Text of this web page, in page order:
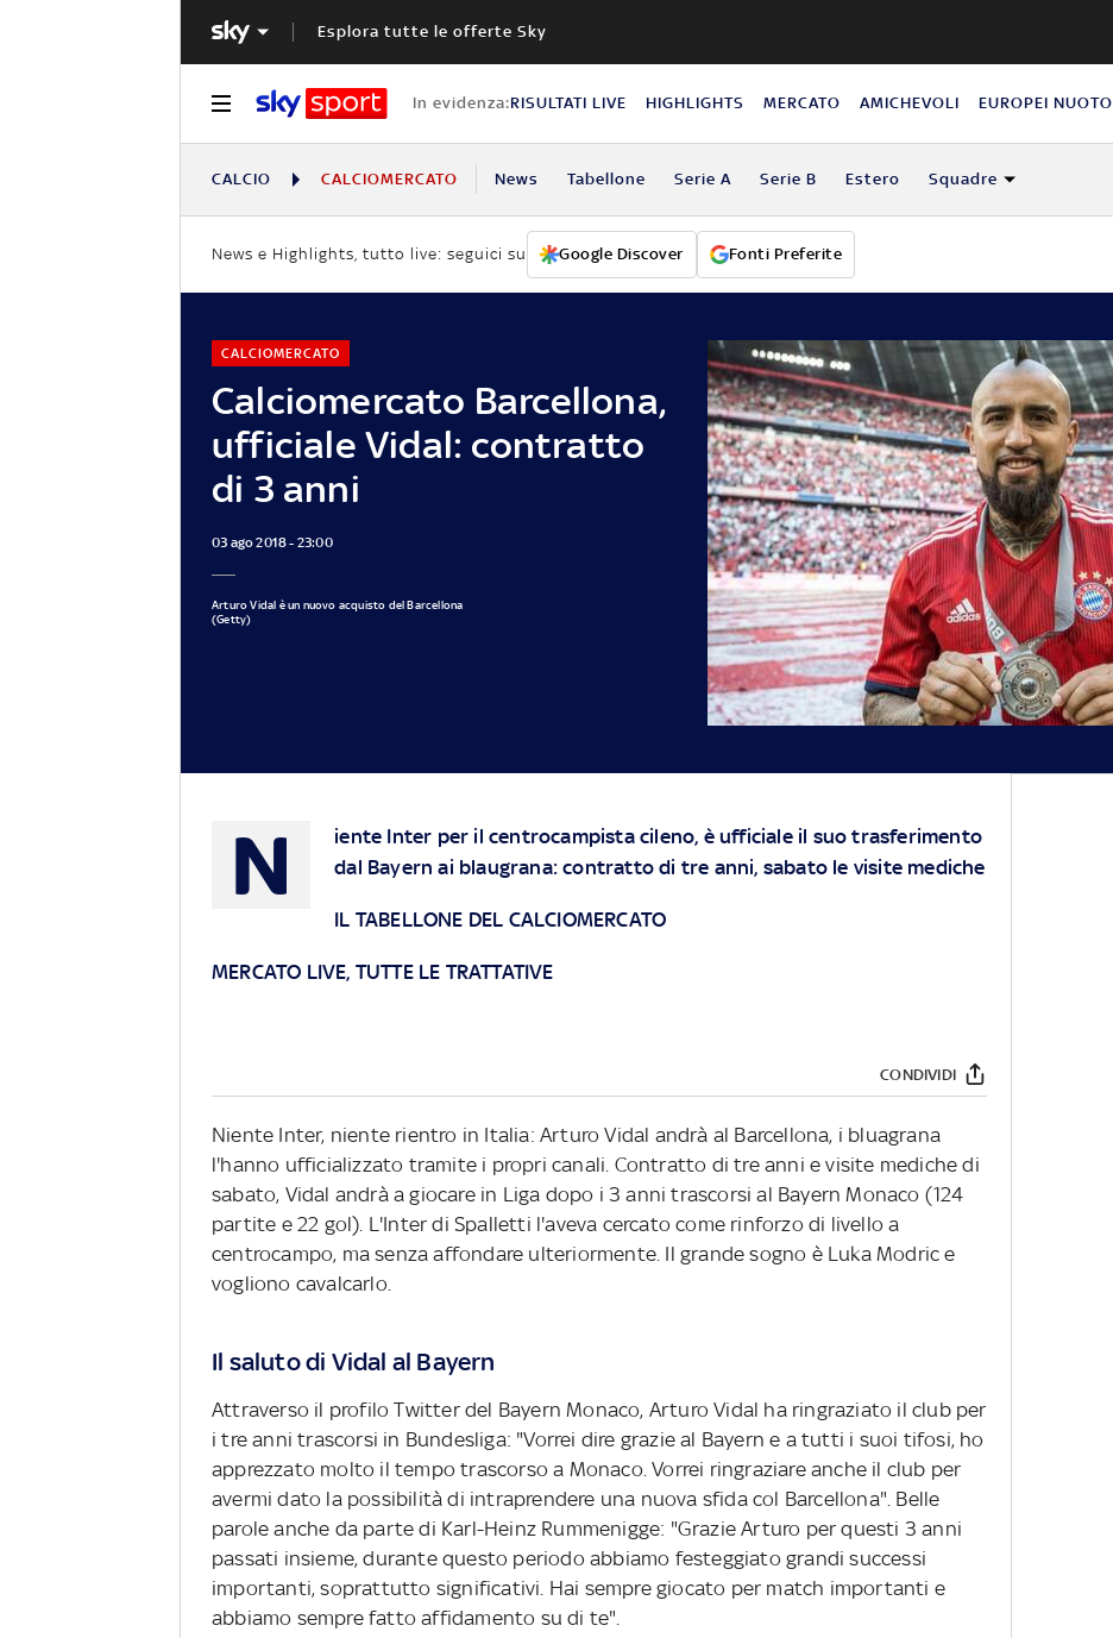
Esplora tutte le offerte Sky
In evidenza:RISULTATI LIVE HIGHLIGHTS MERCATO AMICHEVOLI EUROPEI NUOTO
CALCIO CALCIOMERCATO News Tabellone Serie A Serie B Estero Squadre
News e Highlights, tutto live: seguici su Google Discover Fonti Preferite
Calciomercato Barcellona,
ufficiale Vidal: contratto
di 3 anni
CALCIOMERCATO
03 ago 2018 - 23:00
Arturo Vidal è un nuovo acquisto del Barcellona
(Getty)
N
iente Inter per il centrocampista cileno, è ufficiale il suo trasferimento
dal Bayern ai blaugrana: contratto di tre anni, sabato le visite mediche
IL TABELLONE DEL CALCIOMERCATO
MERCATO LIVE, TUTTE LE TRATTATIVE
CONDIVIDI
Niente Inter, niente rientro in Italia: Arturo Vidal andrà al Barcellona, i bluagrana
l'hanno ufficializzato tramite i propri canali. Contratto di tre anni e visite mediche di
sabato, Vidal andrà a giocare in Liga dopo i 3 anni trascorsi al Bayern Monaco (124
partite e 22 gol). L'Inter di Spalletti l'aveva cercato come rinforzo di livello a
centrocampo, ma senza affondare ulteriormente. Il grande sogno è Luka Modric e
vogliono cavalcarlo.
Il saluto di Vidal al Bayern
Attraverso il profilo Twitter del Bayern Monaco, Arturo Vidal ha ringraziato il club per
i tre anni trascorsi in Bundesliga: "Vorrei dire grazie al Bayern e a tutti i suoi tifosi, ho
apprezzato molto il tempo trascorso a Monaco. Vorrei ringraziare anche il club per
avermi dato la possibilità di intraprendere una nuova sfida col Barcellona". Belle
parole anche da parte di Karl-Heinz Rummenigge: "Grazie Arturo per questi 3 anni
passati insieme, durante questo periodo abbiamo festeggiato grandi successi
importanti, soprattutto significativi. Hai sempre giocato per match importanti e
abbiamo sempre fatto affidamento su di te".